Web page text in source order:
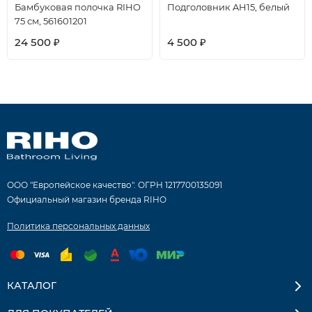
Бамбуковая полочка RIHO
75 см, 561601201
24 500 ₽
Подголовник AH15, белый
4 500 ₽
ООО "Европейское качество". ОГРН 1217700135091
Официальный магазин бренда RIHO
Политика персональных данных
КАТАЛОГ